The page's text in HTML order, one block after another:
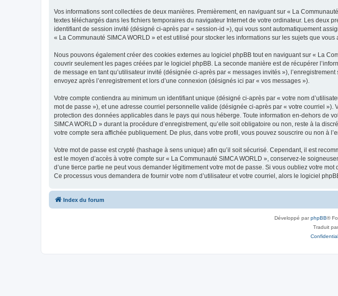
Vos informations sont collectées de deux manières. Premièrement, en naviguant sur « La
textes téléchargés dans les fichiers temporaires du navigateur Internet de votre ordinateur. Les deux
identifiant de session invité (désigné ci-après par « session-id »), qui vous sont automatiquement
« La Communauté SIMCA WORLD » et est utilisé pour stocker les informations sur les sujets que
Nous pouvons également créer des cookies externes au logiciel phpBB tout en naviguant sur « La
couvrir seulement les pages créées par le logiciel phpBB. La seconde manière est de récupérer
de message en tant qu’utilisateur invité (désignée ci-après par « messages invités »),
envoyez après l’enregistrement et lors d’une connexion (désignés ici par « vos messages »).
Votre compte contiendra au minimum un identifiant unique (désigné ci-après par « votre nom
mot de passe »), et une adresse courriel personnelle valide (désignée ci-après par « votre courriel
protection des données applicables dans le pays qui nous héberge. Toute information en-dehors de
SIMCA WORLD » durant la procédure d’enregistrement, qu’elle soit obligatoire ou non, reste à la
votre compte sera affichée publiquement. De plus, dans votre profil, vous pouvez souscrire ou non à
Votre mot de passe est crypté (hashage à sens unique) afin qu’il soit sécurisé. Cependant, il est
est le moyen d’accès à votre compte sur « La Communauté SIMCA WORLD », conservez-le
d’une tierce partie ne peut vous demander légitimement votre mot de passe. Si vous oubliez votre
Ce processus vous demandera de fournir votre nom d’utilisateur et votre courriel, alors le logiciel
Index du forum
Développé parphpBB®
Traduit